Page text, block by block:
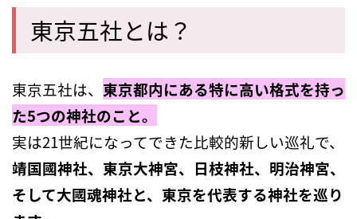
東京五社とは？
東京五社は、 東京都内にある特に高い格式を持っ
た5つの神社のこと。
実は21世紀になってできた比較的新しい巡礼で、
靖国國神社、東京大神宮、日枝神社、明治神宮、
そして大國魂神社と、東京を代表する神社を巡り